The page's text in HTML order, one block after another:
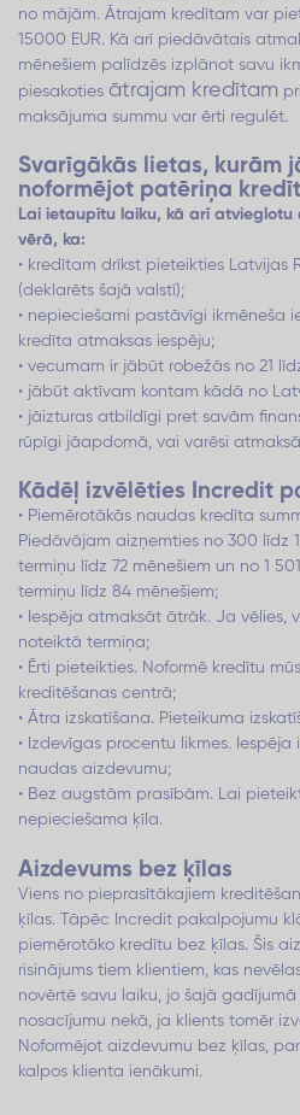
no mājām. Ātrajam kredītam var
15000 EUR. Kā arī piedāvātais
mēnešiem palīdzēs izplānot savu
piesakoties ātrajam kredītam
maksājuma summu var ērti regulēt.
Svarīgākās lietas, kurām
noformējot patēriņa
Lai ietaupītu laiku, kā arī atvieglotu
vērā, ka:
• kredītam drīkst pieteikties Latvijas
(deklarēts šajā valstī);
• nepieciešami pastāvīgi ikmēneša
kredīta atmaksas iespēju;
• vecumam ir jābūt robežās no 21
• jābūt aktīvam kontam kādā no
• jāizturas atbildīgi pret savām
rūpīgi jāapdomā, vai varēsi
Kādēļ izvēlēties Incredit
• Piemērotākās naudas kredīta
Piedāvājam aizņemties no 300 līdz
termiņu līdz 72 mēnešiem un no 1
termiņu līdz 84 mēnešiem;
• Iespēja atmaksāt ātrāk. Ja vēlies,
noteiktā termiņa;
• Ērti pieteikties. Noformē kredītu
kreditēšanas centrā;
• Ātra izskatīšana. Pieteikuma
• Izdevīgas procentu likmes.
naudas aizdevumu;
• Bez augstām prasībām. Lai
nepieciešama ķīla.
Aizdevums bez ķīlas
Viens no pieprasītākajiem
ķīlas. Tāpēc Incredit pakalpojumu
piemērotāko kredītu bez ķīlas. Šis
risinājums tiem klientiem, kas
novērtē savu laiku, jo šajā
nosacījumu nekā, ja klients tomēr
Noformējot aizdevumu bez ķīlas,
kalpos klienta ienākumi.